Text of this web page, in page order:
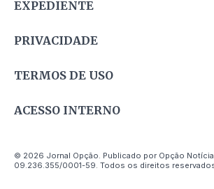
EXPEDIENTE
PRIVACIDADE
TERMOS DE USO
ACESSO INTERNO
© 2026 Jornal Opção. Publicado por Opção
09.236.355/0001-59. Todos os direitos